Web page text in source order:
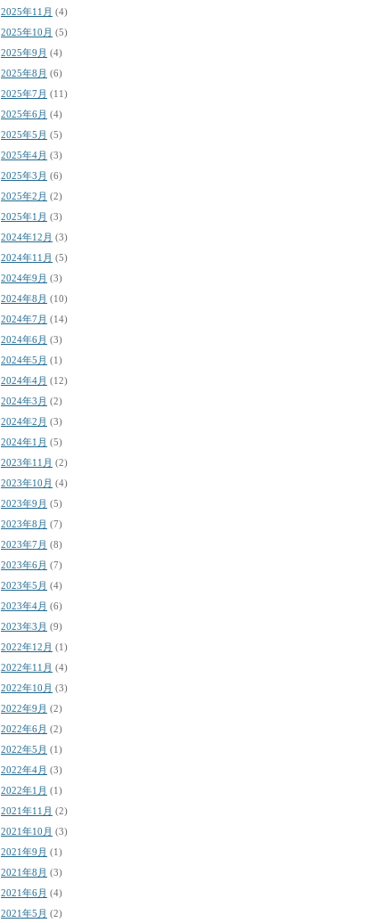
2025年11月 (4)
2025年10月 (5)
2025年9月 (4)
2025年8月 (6)
2025年7月 (11)
2025年6月 (4)
2025年5月 (5)
2025年4月 (3)
2025年3月 (6)
2025年2月 (2)
2025年1月 (3)
2024年12月 (3)
2024年11月 (5)
2024年9月 (3)
2024年8月 (10)
2024年7月 (14)
2024年6月 (3)
2024年5月 (1)
2024年4月 (12)
2024年3月 (2)
2024年2月 (3)
2024年1月 (5)
2023年11月 (2)
2023年10月 (4)
2023年9月 (5)
2023年8月 (7)
2023年7月 (8)
2023年6月 (7)
2023年5月 (4)
2023年4月 (6)
2023年3月 (9)
2022年12月 (1)
2022年11月 (4)
2022年10月 (3)
2022年9月 (2)
2022年6月 (2)
2022年5月 (1)
2022年4月 (3)
2022年1月 (1)
2021年11月 (2)
2021年10月 (3)
2021年9月 (1)
2021年8月 (3)
2021年6月 (4)
2021年5月 (2)